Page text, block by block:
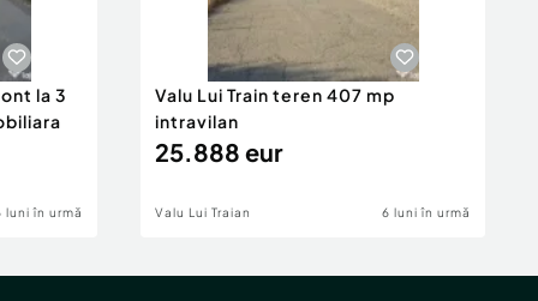
la 3
luni în urmă
Valu Lui Train teren 407 mp
intravilan
25.888 eur
Valu Lui Traian 6 luni în urmă